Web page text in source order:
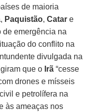
de maioria
, Paquistão,Catar e
de emergência na
do conflito na
divulgada na
que o Irã “cesse
drones e mísseis
e petrolífera na
às ameaças nos